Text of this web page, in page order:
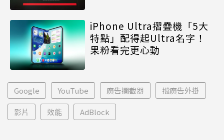
iPhone Ultra摺疊機「5大
特點」配得起Ultra名字！
果粉看完更心動
Google YouTube 廣告攔截器 擋廣告外掛
影片 效能 AdBlock